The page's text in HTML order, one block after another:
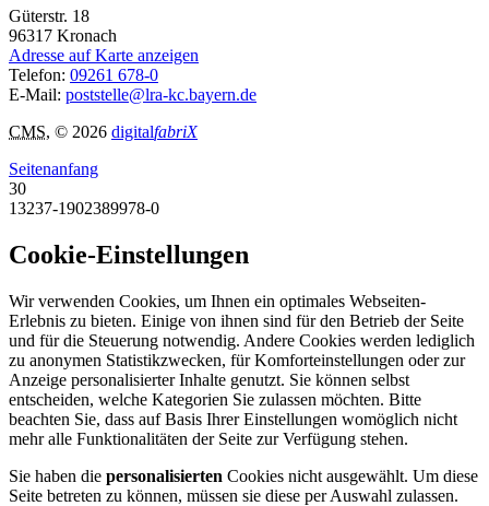
Güterstr. 18
96317 Kronach
Adresse auf Karte anzeigen
Telefon: 09261 678-0
E-Mail: poststelle@lra-kc.bayern.de
CMS, © 2026 digitalfabriX
Seitenanfang
30
13237-1902389978-0
Cookie-Einstellungen
Wir verwenden Cookies, um Ihnen ein optimales Webseiten-
Erlebnis zu bieten. Einige von ihnen sind für den Betrieb der Seite
und für die Steuerung notwendig. Andere Cookies werden lediglich
zu anonymen Statistikzwecken, für Komforteinstellungen oder zur
Anzeige personalisierter Inhalte genutzt. Sie können selbst
entscheiden, welche Kategorien Sie zulassen möchten. Bitte
beachten Sie, dass auf Basis Ihrer Einstellungen womöglich nicht
mehr alle Funktionalitäten der Seite zur Verfügung stehen.
Sie haben die personalisierten Cookies nicht ausgewählt. Um diese
Seite betreten zu können, müssen sie diese per Auswahl zulassen.